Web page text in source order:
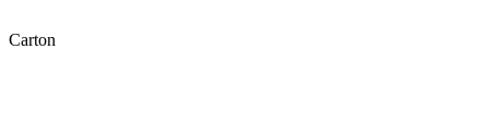
Carton